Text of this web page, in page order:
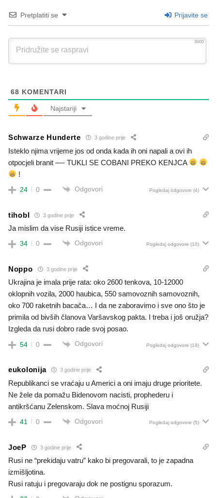
Pretplatiti se Prijavite se
3000
68 KOMENTARI
Najstariji
Schwarze Hunderte 3 godine prije
Isteklo njima vrijeme jos od onda kada ih oni napali a ovi ih
otpocjeli branit —- TUKLI SE COBANI PREKO KENJCA
!
24 0 Odgovori Pogledaj odgovore (4)
tihobl 3 godine prije
Ja mislim da vise Rusiji istice vreme.
34 0 Odgovori Pogledaj odgovore (10)
Noppo 3 godine prije
Ukrajina je imala prije rata: oko 2600 tenkova, 10-12000
oklopnih vozila, 2000 haubica, 550 samovoznih samovoznih,
oko 700 raketnih bacača… I da ne zaboravimo i sve ono što je
primila od bivših članova Varšavskog pakta. I treba i još oružja?
Izgleda da rusi dobro rade svoj posao.
54 0 Odgovori Pogledaj odgovore (18)
eukolonija 3 godine prije
Republikanci se vraćaju u Americi a oni imaju druge prioritete.
Ne žele da pomažu Bidenovom nacisti, prophederu i
antikršćanu Zelenskom. Slava moćnoj Rusiji
41 0 Odgovori Pogledaj odgovore (5)
JoeP 3 godine prije
Rusi ne “prekidaju vatru” kako bi pregovarali, to je zapadna
izmišljotina.
Rusi ratuju i pregovaraju dok ne postignu sporazum.